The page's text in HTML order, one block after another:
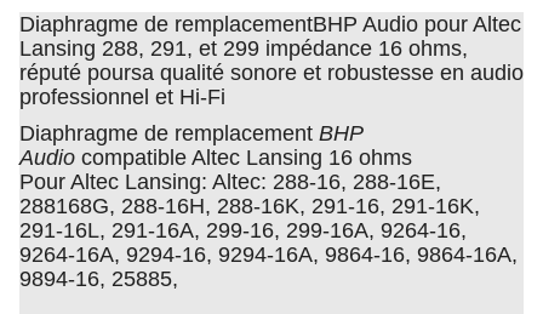
Diaphragme de remplacementBHP Audio pour Altec
Lansing 288, 291, et 299 impédance 16 ohms,
réputé poursa qualité sonore et robustesse en audio
professionnel et Hi-Fi
Diaphragme de remplacement BHP
Audio compatible Altec Lansing 16 ohms
Pour Altec Lansing: Altec: 288-16, 288-16E,
288168G, 288-16H, 288-16K, 291-16, 291-16K,
291-16L, 291-16A, 299-16, 299-16A, 9264-16,
9264-16A, 9294-16, 9294-16A, 9864-16, 9864-16A,
9894-16, 25885,